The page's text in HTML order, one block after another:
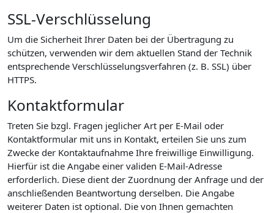
SSL-Verschlüsselung
Um die Sicherheit Ihrer Daten bei der Übertragung zu
schützen, verwenden wir dem aktuellen Stand der Technik
entsprechende Verschlüsselungsverfahren (z. B. SSL) über
HTTPS.
Kontaktformular
Treten Sie bzgl. Fragen jeglicher Art per E-Mail oder
Kontaktformular mit uns in Kontakt, erteilen Sie uns zum
Zwecke der Kontaktaufnahme Ihre freiwillige Einwilligung.
Hierfür ist die Angabe einer validen E-Mail-Adresse
erforderlich. Diese dient der Zuordnung der Anfrage und der
anschließenden Beantwortung derselben. Die Angabe
weiterer Daten ist optional. Die von Ihnen gemachten